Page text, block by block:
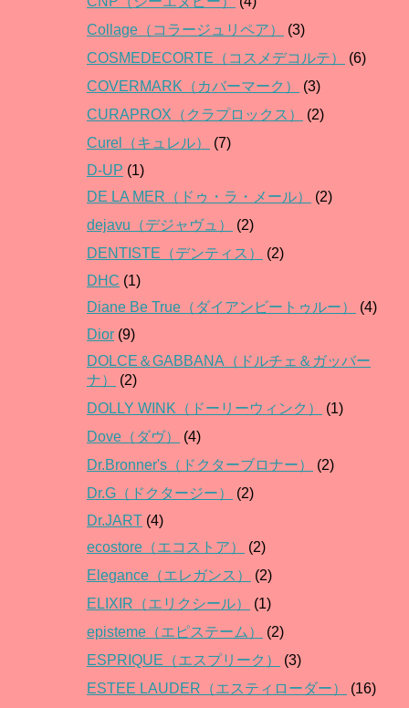
Collage（コラージュリペア）
(3)
COSMEDECORTE（コスメデコルテ）
(6)
COVERMARK（カバーマーク）
(3)
CURAPROX（クラプロックス）
(2)
Curel（キュレル）
(7)
D-UP (1)
DE LA MER（ドゥ・ラ・メール）
(2)
dejavu（デジャヴュ）
(2)
DENTISTE（デンティス）
(2)
DHC (1)
Diane Be True（ダイアンビートゥルー）
(4)
Dior (9)
DOLCE＆GABBANA（ドルチェ＆ガッバー
ナ）
(2)
DOLLY WINK（ドーリーウィンク）
(1)
Dove（ダヴ）
(4)
Dr.Bronner's（ドクターブロナー）
(2)
Dr.G（ドクタージー）
(2)
Dr.JART (4)
ecostore（エコストア）
(2)
Elegance（エレガンス）
(2)
ELIXIR（エリクシール）
(1)
episteme（エピステーム）
(2)
ESPRIQUE（エスプリーク）
(3)
ESTEE LAUDER（エスティローダー）
(16)